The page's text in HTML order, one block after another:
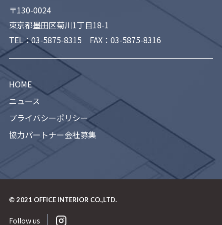
〒130-0024
東京都墨田区菊川1丁目18-1
TEL：03-5875-8315 FAX：03-5875-8316
HOME
ニュース
プライバシーポリシー
協力パートナー会社募集
© 2021 OFFICE INTERIOR CO.,LTD.
Follow us